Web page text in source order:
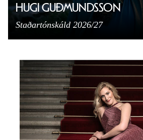
HUGI GUÐMUNDSSON
Staðartónskáld 2026/27